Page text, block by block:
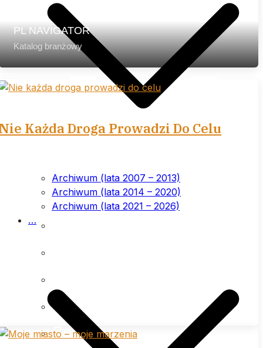
Moduły reklamowe
Cennik
Archiwum (lata 2007 – 2013)
Archiwum (lata 2014 – 2020)
Archiwum (lata 2021 – 2026)
…
PL NAVIGATOR
Katalog branżowy
Każda Droga Prowadzi Do Celu